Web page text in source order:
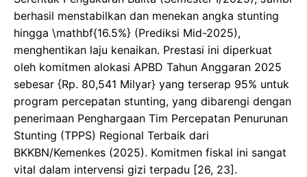
berhasil menstabilkan dan menekan angka stunting
hingga \mathbf{16.5%} (Prediksi Mid-2025),
menghentikan laju kenaikan. Prestasi ini diperkuat
oleh komitmen alokasi APBD Tahun Anggaran 2025
sebesar {Rp. 80,541 Milyar} yang terserap 95% untuk
program percepatan stunting, yang dibarengi dengan
penerimaan Penghargaan Tim Percepatan Penurunan
Stunting (TPPS) Regional Terbaik dari
BKKBN/Kemenkes (2025). Komitmen fiskal ini sangat
vital dalam intervensi gizi terpadu [26, 23].